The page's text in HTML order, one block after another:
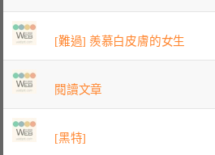
[難過] 羨慕白皮膚的女生
閱讀文章
[黑特]